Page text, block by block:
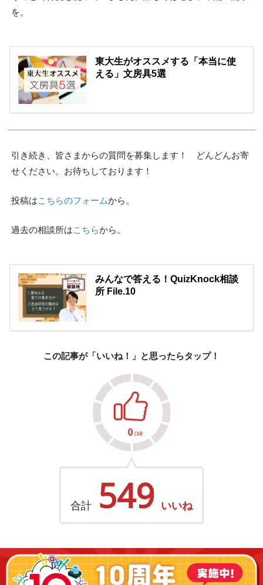
を。
東大生がオススメする「本当に使
える」文房具5選
引き続き、皆さまからの質問を募集します！ どんどんお寄
せください。お待ちしております！
投稿はこちらのフォームから。
過去の相談所はこちらから。
みんなで答える！QuizKnock相談
所 File.10
この記事が「いいね！」と思ったらタップ！
合計 549 いいね